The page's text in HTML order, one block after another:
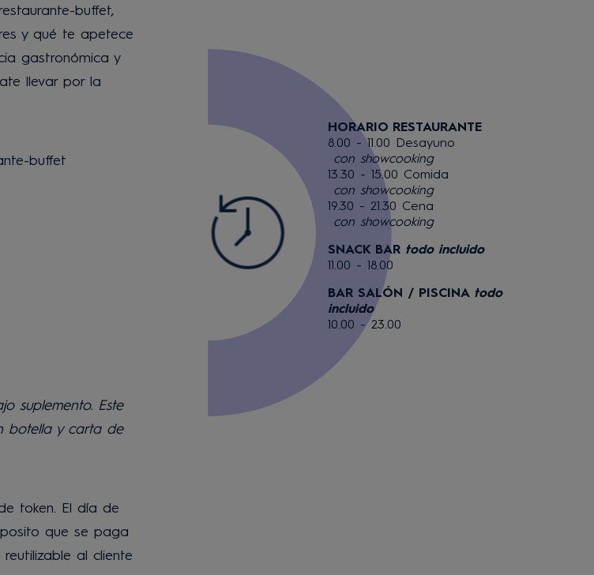
buffet,
y qué te apetece
gastronómica y
llevar por la
buffet
suplemento. Este
botella y carta de
token. El día de
que se paga
al cliente
HORARIO RESTAURANTE
8.00 - 11.00 Desayuno
con showcooking
13.30 - 15.00 Comida
con showcooking
19.30 - 21.30 Cena
con showcooking
SNACK BAR todo incluido
11.00 - 18.00
BAR SALÓN / PISCINA todo
incluido
10.00 - 23.00